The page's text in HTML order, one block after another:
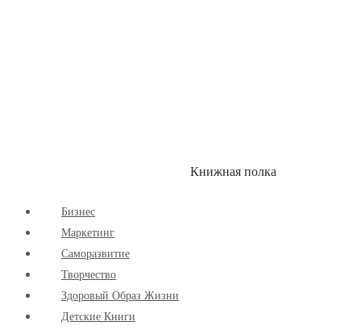
Книжная полка
Бизнес
Маркетинг
Cаморазвитие
Творчество
Здоровый Образ Жизни
Детские Книги